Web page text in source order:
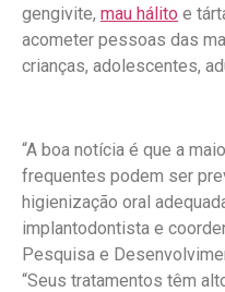
gengivite, mau hálito e
acometer pessoas das
crianças, adolescentes,
“A boa notícia é que a
frequentes podem ser
higienização oral
implantodontista e
Pesquisa e
“Seus tratamentos têm